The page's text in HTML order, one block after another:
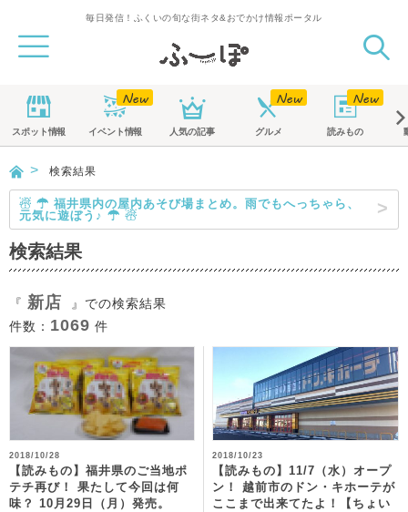
毎日発信！ふくいの旬な街ネタ&おでかけ情報ポータル
スポット情報 イベント情報 人気の記事 グルメ 読みもの
検索結果
☃ ☂ 福井県内の屋内あそび場まとめ。雨でもへっちゃら、
元気に遊ぼう♪ ☂ ☃
検索結果
『 新店
』での検索結果
件数： 1069 件
2018/10/28
【読みもの】福井県のご当地ポ
テチ再び！ 果たして今回は何
味？ 10月29日（月）発売。
2018/10/23
【読みもの】11/7（水）オープ
ン！ 越前市のドン・キホーテが
ここまで出来てたよ！【ちょい